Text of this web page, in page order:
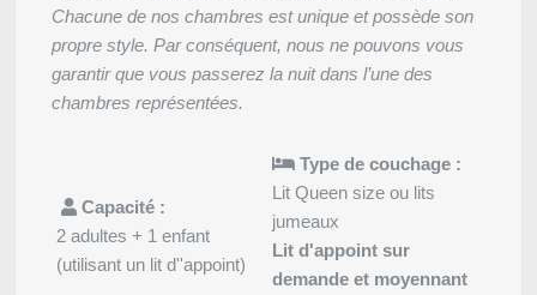
Chacune de nos chambres est unique et possède son
propre style. Par conséquent, nous ne pouvons vous
garantir que vous passerez la nuit dans l’une des
chambres représentées.
Capacité :
2 adultes + 1 enfant
(utilisant un lit d''appoint)
Type de couchage :
Lit Queen size ou lits
jumeaux
Lit d'appoint sur
demande et moyennant